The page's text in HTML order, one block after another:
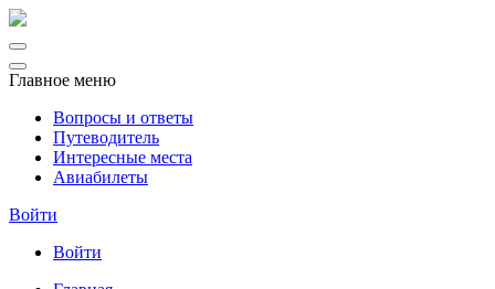
Главное меню
Вопросы и ответы
Путеводитель
Интересные места
Авиабилеты
Войти
Войти